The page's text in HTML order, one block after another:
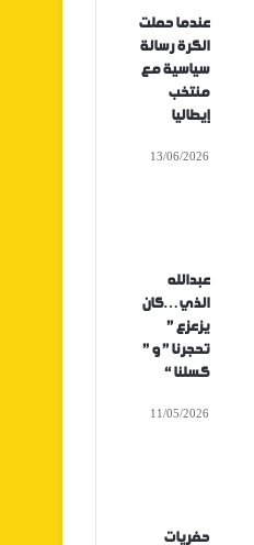
عندما حملت
الكرة رسالة
سياسية مع
منتخب
إيطاليا
13/06/2026
عبدالله
الذي…كان
يزعزع ”
تحجرنا ” و ”
كسلنا “
11/05/2026
حفريات